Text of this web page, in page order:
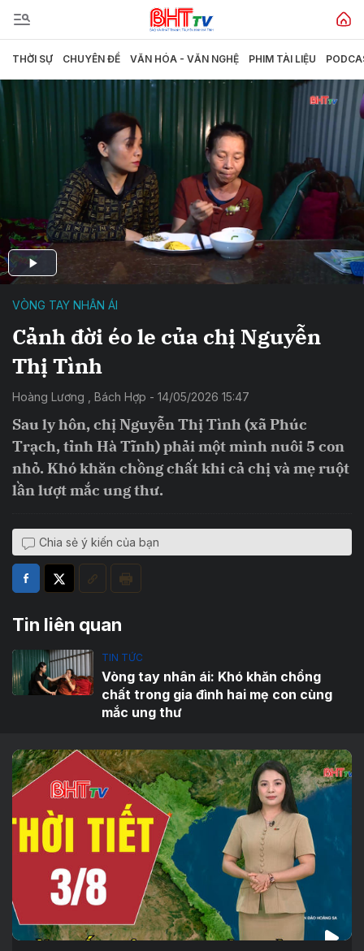
THỜI SỰ CHUYÊN ĐỀ VĂN HÓA - VĂN NGHỆ PHIM TÀI LIỆU
VÒNG TAY NHÂN ÁI
Cảnh đời éo le của chị Nguyễn
Thị Tình
Hoàng Lương , Bách Hợp - 14/05/2026 15:47
Sau ly hôn, chị Nguyễn Thị Tình (xã Phúc
Trạch, tỉnh Hà Tĩnh) phải một mình nuôi 5 con
nhỏ. Khó khăn chồng chất khi cả chị và mẹ ruột
lần lượt mắc ung thư.
Chia sẻ ý kiến của bạn
Tin liên quan
TIN TỨC
Vòng tay nhân ái: Khó khăn chồng
chất trong gia đình hai mẹ con cùng
mắc ung thư